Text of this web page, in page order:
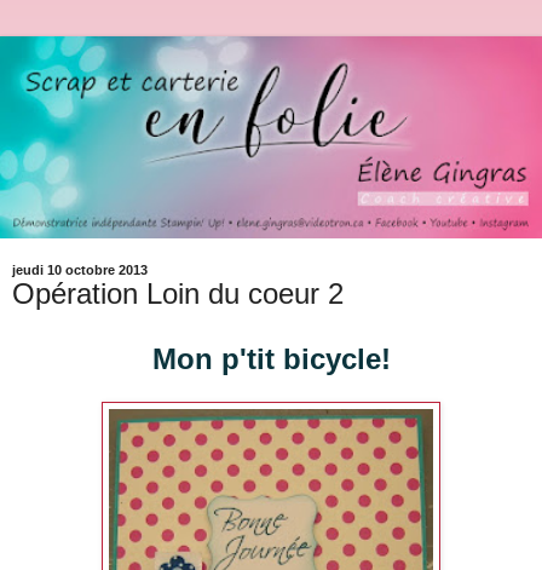
jeudi 10 octobre 2013
Opération Loin du coeur 2
Mon p'tit bicycle!